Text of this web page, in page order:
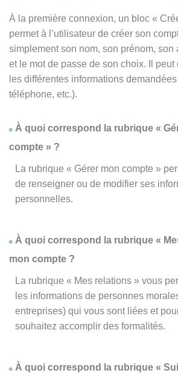
À la première connexion, un bloc «
permet à l’utilisateur de créer son
simplement son nom, son prénom, son
et le mot de passe de son choix. Il
les différentes informations
téléphone, etc.).
À quoi correspond la rubrique «
compte » ?
La rubrique « Gérer mon compte »
de renseigner ou de modifier ses
personnelles.
À quoi correspond la rubrique «
mon compte ?
La rubrique « Mes relations » vous
les informations de personnes
entreprises) qui vous sont liées et
souhaitez accomplir des formalités.
À quoi correspond la rubrique «